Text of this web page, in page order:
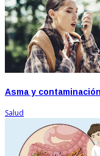
Asma y
Salud